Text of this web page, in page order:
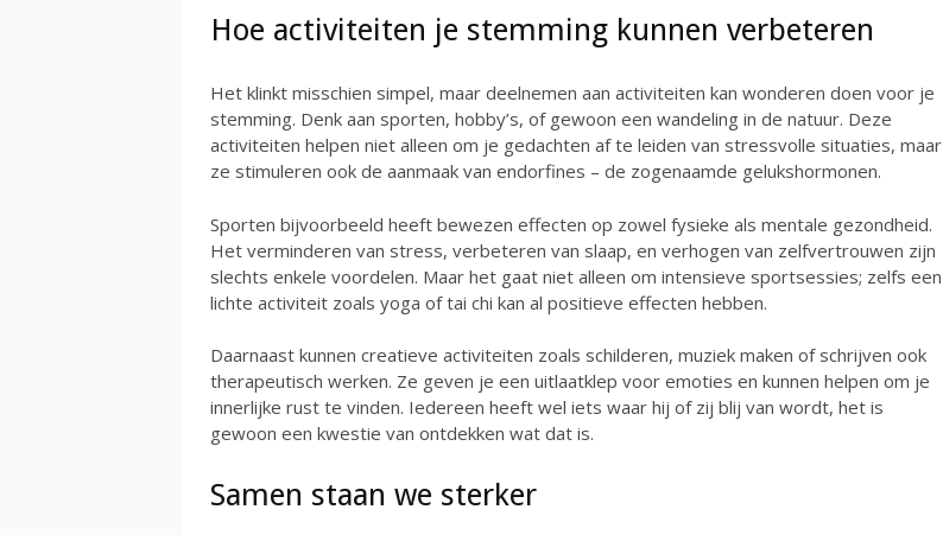
Hoe activiteiten je stemming kunnen verbeteren
Het klinkt misschien simpel, maar deelnemen aan activiteiten kan wonderen doen voor je
stemming. Denk aan sporten, hobby’s, of gewoon een wandeling in de natuur. Deze
activiteiten helpen niet alleen om je gedachten af te leiden van stressvolle situaties, maar
ze stimuleren ook de aanmaak van endorfines – de zogenaamde gelukshormonen.
Sporten bijvoorbeeld heeft bewezen effecten op zowel fysieke als mentale gezondheid.
Het verminderen van stress, verbeteren van slaap, en verhogen van zelfvertrouwen zijn
slechts enkele voordelen. Maar het gaat niet alleen om intensieve sportsessies; zelfs een
lichte activiteit zoals yoga of tai chi kan al positieve effecten hebben.
Daarnaast kunnen creatieve activiteiten zoals schilderen, muziek maken of schrijven ook
therapeutisch werken. Ze geven je een uitlaatklep voor emoties en kunnen helpen om je
innerlijke rust te vinden. Iedereen heeft wel iets waar hij of zij blij van wordt, het is
gewoon een kwestie van ontdekken wat dat is.
Samen staan we sterker